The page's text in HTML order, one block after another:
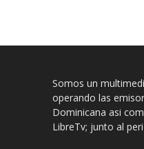
Somos un
operando las
Dominicana asi
LibreTv; junto al